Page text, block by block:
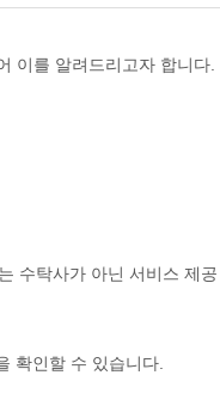
이를 알려드리고자 합니다.
수탁사가 아닌 서비스 제
확인할 수 있습니다.